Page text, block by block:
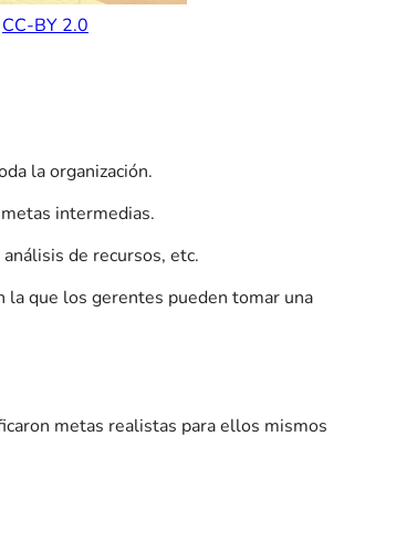
CC-BY 2.0
la organización.
intermedias.
de recursos, etc.
la que los gerentes pueden tomar una
metas realistas para ellos mismos